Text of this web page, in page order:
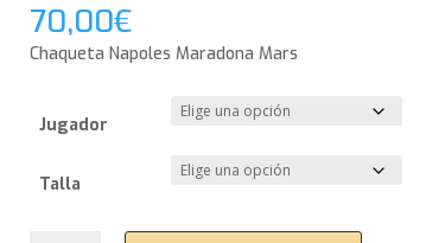
70,00€
Chaqueta Napoles Maradona Mars
Jugador
Talla